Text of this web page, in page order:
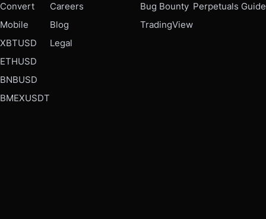
Convert
Mobile
XBTUSD
ETHUSD
BNBUSD
BMEXUSDT
Careers
Blog
Legal
Bug Bounty
TradingView
Perpetuals Guide